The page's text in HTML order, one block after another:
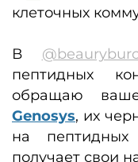
клеточных
В
пептидных
обращаю
Genosys, их
на
получает свои